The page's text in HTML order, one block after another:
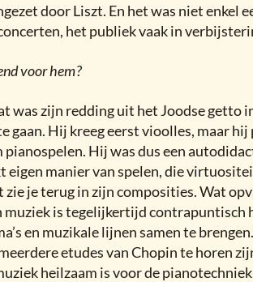
door Liszt. En het was niet enkel
het publiek vaak in
voor hem?
was zijn redding uit het Joodse getto
gaan. Hij kreeg eerst vioolles, maar
pianospelen. Hij was dus een
manier van spelen, die
je terug in zijn composities. Wat
is tegelijkertijd contrapuntisch
en muzikale lijnen samen te
etudes van Chopin te horen
heilzaam is voor de